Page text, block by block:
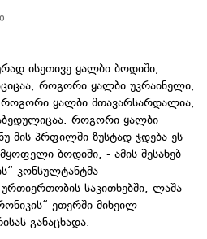
ისეთივე ყალბი ბოდიში,
როგორი ყალბი უკრაინელი,
ყალბი მთავარსარდალია,
როგორი ყალბი
მის პრფილში ზუსტად ჯდება ეს
ბოდიში, - ამის შესახებ
კონსულტანტმა
საკითხებში, ლაშა
ეთერში მიხეილ
განაცხადა.